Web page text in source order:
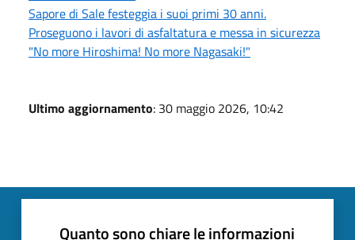
Sapore di Sale festeggia i suoi primi 30 anni.
Proseguono i lavori di asfaltatura e messa in sicurezza
"No more Hiroshima! No more Nagasaki!"
Ultimo aggiornamento: 30 maggio 2026, 10:42
Quanto sono chiare le informazioni